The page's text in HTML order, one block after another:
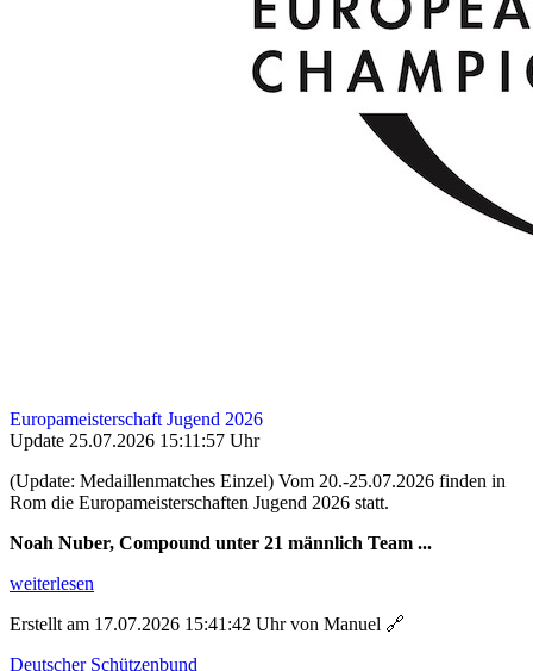
Europameisterschaft Jugend 2026
Update 25.07.2026 15:11:57 Uhr
(Update: Medaillenmatches Einzel) Vom 20.-25.07.2026 finden in
Rom die Europameisterschaften Jugend 2026 statt.
Noah Nuber, Compound unter 21 männlich Team ...
weiterlesen
Erstellt am 17.07.2026 15:41:42 Uhr von Manuel 🔗
Deutscher Schützenbund